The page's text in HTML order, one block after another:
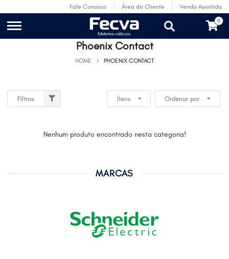
Fale Conosco Área do Cliente Venda Assistida
0
Phoenix Contact
HOME PHOENIX CONTACT
Filtros Itens Ordenar por
Nenhum produto encontrado nesta categoria!
MARCAS